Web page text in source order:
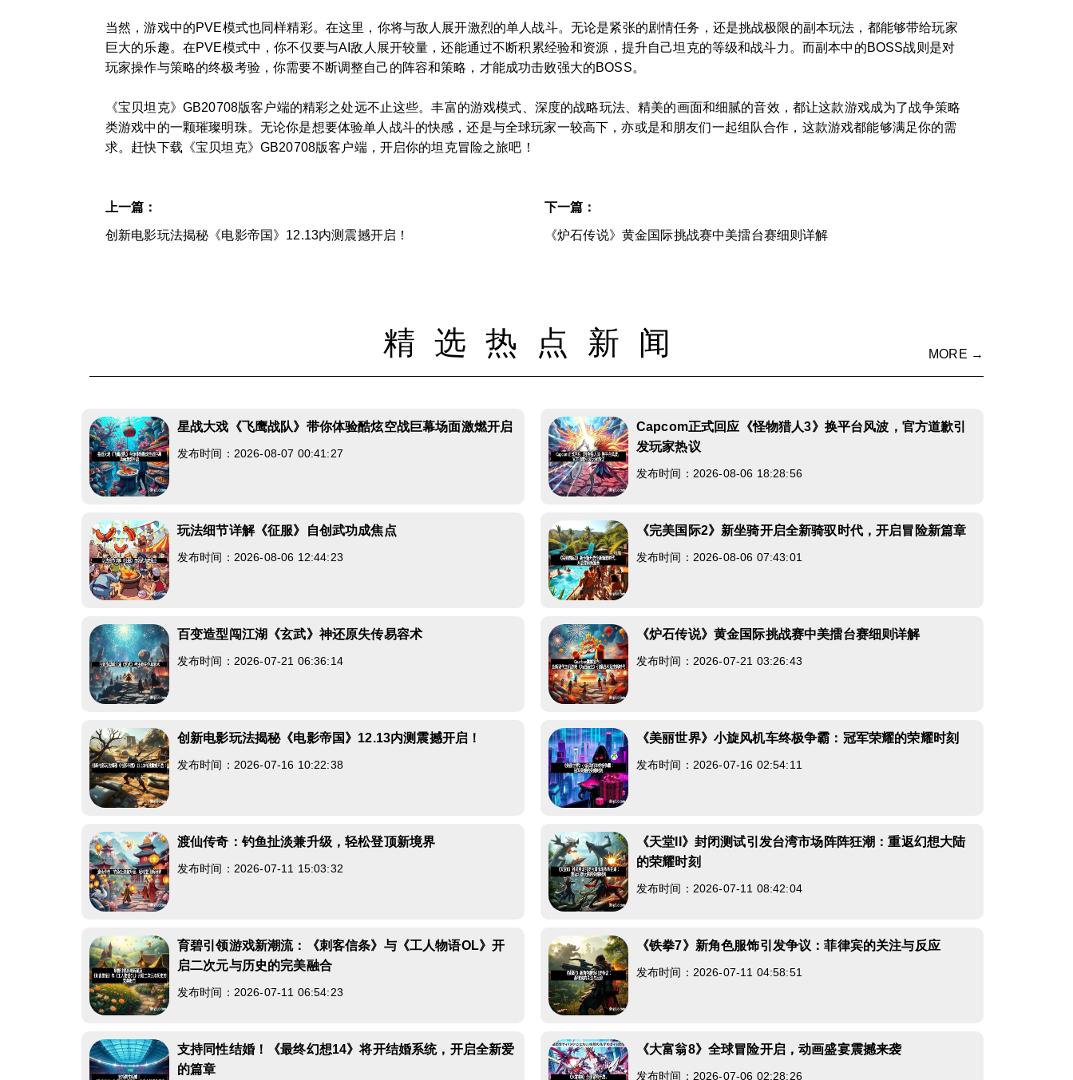
当然，游戏中的PVE模式也同样精彩。在这里，你将与敌人展开激烈的单人战斗。无论是紧张的剧情任务，还是挑战极限的副本玩法，都能够带给玩家
巨大的乐趣。在PVE模式中，你不仅要与AI敌人展开较量，还能通过不断积累经验和资源，提升自己坦克的等级和战斗力。而副本中的BOSS战则是对
玩家操作与策略的终极考验，你需要不断调整自己的阵容和策略，才能成功击败强大的BOSS。
《宝贝坦克》GB20708版客户端的精彩之处远不止这些。丰富的游戏模式、深度的战略玩法、精美的画面和细腻的音效，都让这款游戏成为了战争策略
类游戏中的一颗璀璨明珠。无论你是想要体验单人战斗的快感，还是与全球玩家一较高下，亦或是和朋友们一起组队合作，这款游戏都能够满足你的需
求。赶快下载《宝贝坦克》GB20708版客户端，开启你的坦克冒险之旅吧！
上一篇：
创新电影玩法揭秘《电影帝国》12.13内测震撼开启！
下一篇：
《炉石传说》黄金国际挑战赛中美擂台赛细则详解
精选热点新闻 MORE →
星战大戏《飞鹰战队》带你体验酷炫空战巨幕场面激燃开启
发布时间：2026-08-07 00:41:27
Capcom正式回应《怪物猎人3》换平台风波，官方道歉引
发玩家热议
发布时间：2026-08-06 18:28:56
玩法细节详解《征服》自创武功成焦点
发布时间：2026-08-06 12:44:23
《完美国际2》新坐骑开启全新骑驭时代，开启冒险新篇章
发布时间：2026-08-06 07:43:01
百变造型闯江湖《玄武》神还原失传易容术
发布时间：2026-07-21 06:36:14
《炉石传说》黄金国际挑战赛中美擂台赛细则详解
发布时间：2026-07-21 03:26:43
创新电影玩法揭秘《电影帝国》12.13内测震撼开启！
发布时间：2026-07-16 10:22:38
《美丽世界》小旋风机车终极争霸：冠军荣耀的荣耀时刻
发布时间：2026-07-16 02:54:11
渡仙传奇：钓鱼扯淡兼升级，轻松登顶新境界
发布时间：2026-07-11 15:03:32
《天堂II》封闭测试引发台湾市场阵阵狂潮：重返幻想大陆
的荣耀时刻
发布时间：2026-07-11 08:42:04
育碧引领游戏新潮流：《刺客信条》与《工人物语OL》开
启二次元与历史的完美融合
发布时间：2026-07-11 06:54:23
《铁拳7》新角色服饰引发争议：菲律宾的关注与反应
发布时间：2026-07-11 04:58:51
支持同性结婚！《最终幻想14》将开结婚系统，开启全新爱
的篇章
《大富翁8》全球冒险开启，动画盛宴震撼来袭
发布时间：2026-07-06 02:28:26